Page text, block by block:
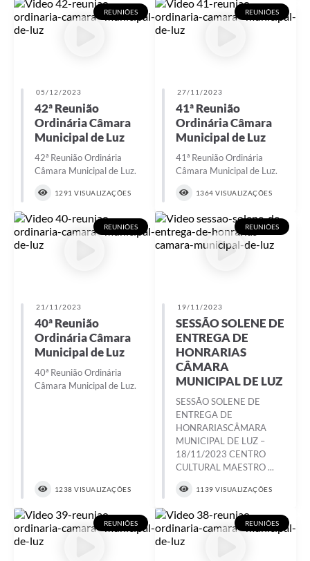
REUNIÕES
05/12/2023
42ª Reunião
Ordinária Câmara
Municipal de Luz
42ª Reunião Ordinária
Câmara Municipal de Luz.
1291 VISUALIZAÇÕES
REUNIÕES
27/11/2023
41ª Reunião
Ordinária Câmara
Municipal de Luz
41ª Reunião Ordinária
Câmara Municipal de Luz.
1364 VISUALIZAÇÕES
REUNIÕES
21/11/2023
40ª Reunião
Ordinária Câmara
Municipal de Luz
40ª Reunião Ordinária
Câmara Municipal de Luz.
1238 VISUALIZAÇÕES
REUNIÕES
19/11/2023
SESSÃO SOLENE DE
ENTREGA DE
HONRARIAS
CÂMARA
MUNICIPAL DE LUZ
SESSÃO SOLENE DE
ENTREGA DE
HONRARIASCÂMARA
MUNICIPAL DE LUZ –
18/11/2023 CENTRO
CULTURAL MAESTRO ...
1139 VISUALIZAÇÕES
REUNIÕES REUNIÕES